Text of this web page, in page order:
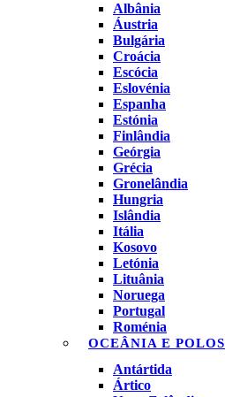
Albânia
Áustria
Bulgária
Croácia
Escócia
Eslovénia
Espanha
Estónia
Finlândia
Geórgia
Grécia
Gronelândia
Hungria
Islândia
Itália
Kosovo
Letónia
Lituânia
Noruega
Portugal
Roménia
OCEÂNIA E POLOS
Antártida
Ártico